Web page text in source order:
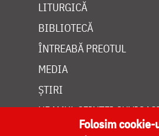
LITURGICĂ
BIBLIOTECĂ
ÎNTREABĂ PREOTUL
MEDIA
ȘTIRI
HRAMUL SFINTEI
Folosim